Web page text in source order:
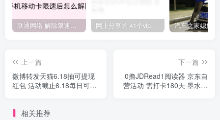
联通网络 解除限速方法参考！畅享、畅玩、老白干等及其它地区自测了 网上分享的 41个vip解析接口 有需要的拿去~ 免费看全网VIP会员视频
上一篇
微博转发天猫6.18抽可提现
红包 活动截止6.18每日可抽
下一篇
0撸JDRead1阅读器 京东自
营活动 需打卡180天 墨水屏
相关推荐